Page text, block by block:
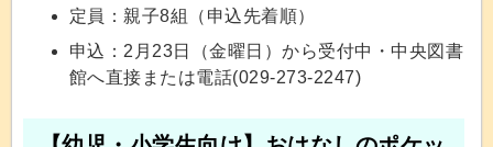
定員：親子8組（申込先着順）
申込：2月23日（金曜日）から受付中・中央図書
館へ直接または電話(029-273-2247)